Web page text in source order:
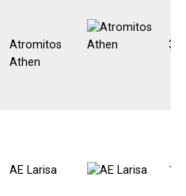
Atromitos
Athen
3:0
AE Larisa 1:2